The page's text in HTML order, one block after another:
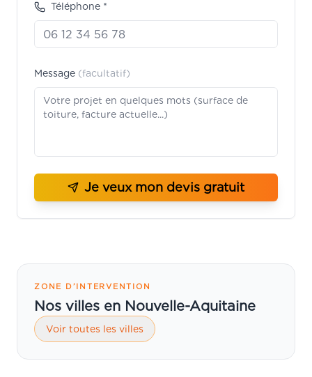
Téléphone *
Message (facultatif)
Je veux mon devis gratuit
ZONE D’INTERVENTION
Nos villes en Nouvelle-Aquitaine
Voir toutes les villes